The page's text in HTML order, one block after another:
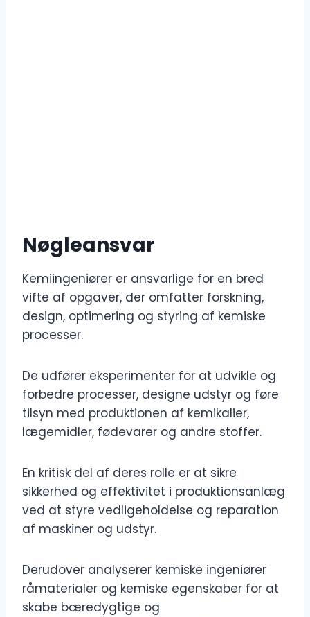
Nøgleansvar
Kemiingeniører er ansvarlige for en bred
vifte af opgaver, der omfatter forskning,
design, optimering og styring af kemiske
processer.
De udfører eksperimenter for at udvikle og
forbedre processer, designe udstyr og føre
tilsyn med produktionen af ​​kemikalier,
lægemidler, fødevarer og andre stoffer.
En kritisk del af deres rolle er at sikre
sikkerhed og effektivitet i produktionsanlæg
ved at styre vedligeholdelse og reparation
af maskiner og udstyr.
Derudover analyserer kemiske ingeniører
råmaterialer og kemiske egenskaber for at
skabe bæredygtige og